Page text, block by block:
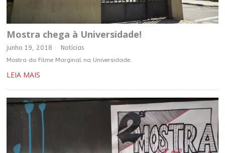
Mostra chega à Universidade!
junho 19, 2018 Notícias
Mostra do Filme Marginal na Universidade.
LEIA MAIS